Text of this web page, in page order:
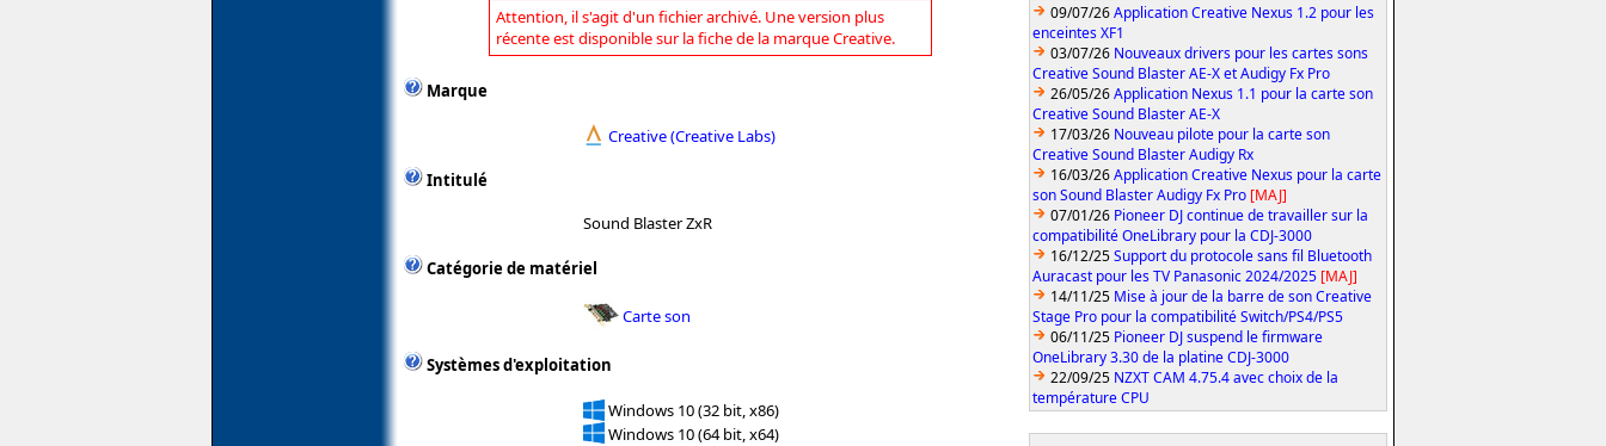
Attention, il s'agit d'un fichier archivé. Une version plus
récente est disponible sur la fiche de la marque Creative.
Marque
Creative (Creative Labs)
Intitulé
Sound Blaster ZxR
Catégorie de matériel
Carte son
Systèmes d'exploitation
Windows 10 (32 bit, x86)
Windows 10 (64 bit, x64)
09/07/26Application Creative Nexus 1.2 pour les
enceintes XF1
03/07/26 Nouveaux drivers pour les cartes sons
Creative Sound Blaster AE-X et Audigy Fx Pro
26/05/26Application Nexus 1.1 pour la carte son
Creative Sound Blaster AE-X
17/03/26 Nouveau pilote pour la carte son
Creative Sound Blaster Audigy Rx
16/03/26Application Creative Nexus pour la carte
son Sound Blaster Audigy Fx Pro [MAJ]
07/01/26 Pioneer DJ continue de travailler sur la
compatibilité OneLibrary pour la CDJ-3000
16/12/25Support du protocole sans fil Bluetooth
Auracast pour les TV Panasonic 2024/2025 [MAJ]
14/11/25 Mise à jour de la barre de son Creative
Stage Pro pour la compatibilité Switch/PS4/PS5
06/11/25 Pioneer DJ suspend le firmware
OneLibrary 3.30 de la platine CDJ-3000
22/09/25 NZXT CAM 4.75.4 avec choix de la
température CPU